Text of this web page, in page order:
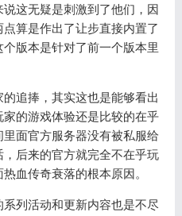
这无疑是刺激到了他们，因
算是作出了让步直接内置了
版本是针对了前一个版本里
追捧，其实这也是能够看出
的游戏体验还是比较的在乎
面官方服务器没有被私服给
后来的官方就完全不在乎玩
血传奇衰落的根本原因。
列活动和更新内容也是不尽